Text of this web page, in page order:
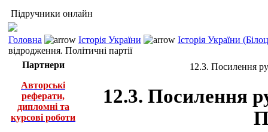
Підручники онлайн
Головна Історія України
Історія України
відродження. Політичні партії
Партнери
Авторські
реферати,
дипломні та
курсові роботи
12.3. Посилення
12.3. Посилення